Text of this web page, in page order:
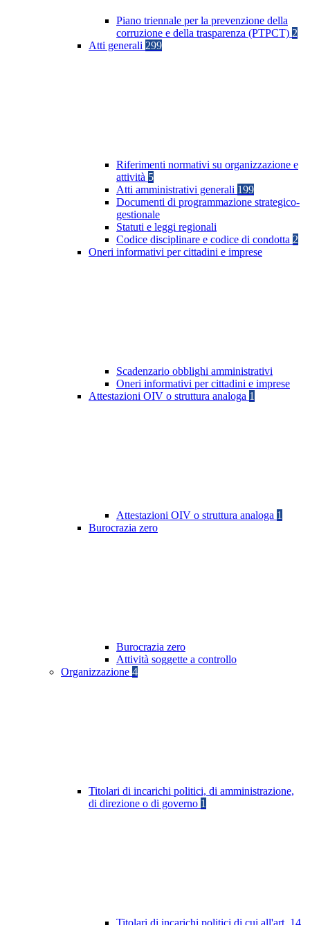
Piano triennale per la prevenzione della
corruzione e della trasparenza (PTPCT) 2
Atti generali 299
Riferimenti normativi su organizzazione e
attività 5
Atti amministrativi generali 199
Documenti di programmazione strategico-
gestionale
Statuti e leggi regionali
Codice disciplinare e codice di condotta 2
Oneri informativi per cittadini e imprese
Scadenzario obblighi amministrativi
Oneri informativi per cittadini e imprese
Attestazioni OIV o struttura analoga 1
Attestazioni OIV o struttura analoga 1
Burocrazia zero
Burocrazia zero
Attività soggette a controllo
Organizzazione 4
Titolari di incarichi politici, di amministrazione,
di direzione o di governo 1